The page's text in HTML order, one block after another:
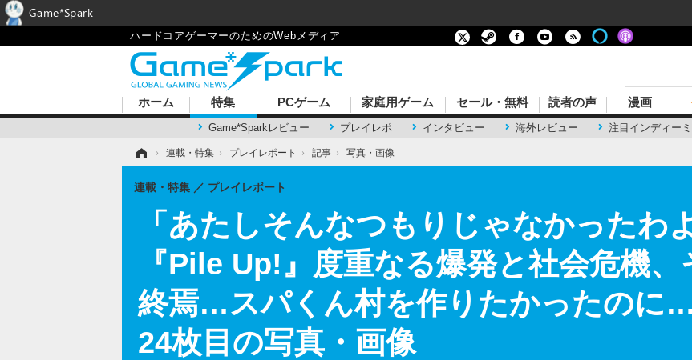
ハードコアゲーマーのためのWebメディア
ホーム 特集
Game*Sparkレビュー プレイレポ インタビュー 海外レビュー 注目インディー
PCゲーム 家庭用ゲーム セール・無料 読者の声 漫画
› 連載・特集 › プレイレポート › 記事 › 写真・画像
「あたしそんなつもりじゃなかったわ
『Pile Up!』度重なる爆発と社会危機
終焉…スパくん村を作りたかったのに…
24枚目の写真・画像
連載・特集 プレイレポート
Game*Spark